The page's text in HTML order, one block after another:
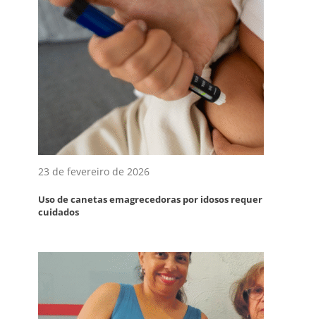
23 de fevereiro de 2026
Uso de canetas emagrecedoras por idosos requer
cuidados